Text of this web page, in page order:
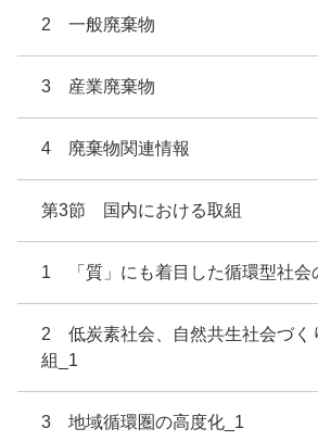
2 一般廃棄物
3 産業廃棄物
4 廃棄物関連情報
第3節 国内における取組
1 「質」にも着目した循環型社会
2 低炭素社会、自然共生社会づく
組_1
3 地域循環圏の高度化_1